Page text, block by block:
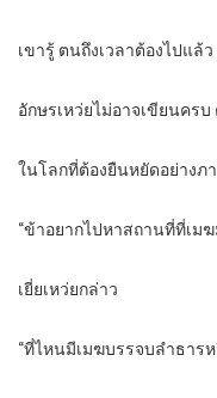
เขารู้ ตนถึงเวลาต้องไปแล้ว
อักษรเหว่ยไม่อาจเขียนคร
ในโลกที่ต้องยืนหยัดอย่างภ
“ข้าอยากไปหาสถานที่ที่เม
เยี่ยเหว่ยกล่าว
“ที่ไหนมีเมฆบรรจบลำธารห